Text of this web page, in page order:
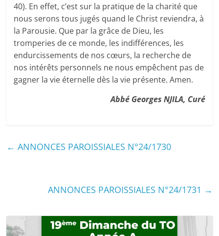
40). En effet, c’est sur la pratique de la charité que
nous serons tous jugés quand le Christ reviendra, à
la Parousie. Que par la grâce de Dieu, les
tromperies de ce monde, les indifférences, les
endurcissements de nos cœurs, la recherche de
nos intérêts personnels ne nous empêchent pas de
gagner la vie éternelle dès la vie présente. Amen.
Abbé Georges NJILA, Curé
← ANNONCES PAROISSIALES N°24/1730
ANNONCES PAROISSIALES N°24/1731 →